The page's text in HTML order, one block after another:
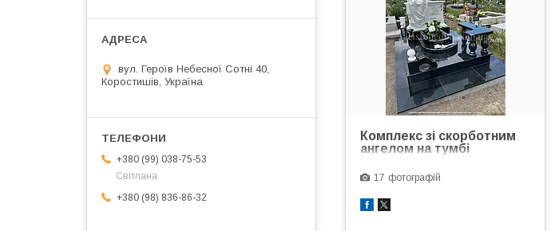
Комплекс зі скорботним
ангелом на тумбі
17
вул. Героїв Небесної Сотні 40,
Коростишів, Україна
+380 (99) 038-75-53
Світлана
+380 (98) 836-86-32